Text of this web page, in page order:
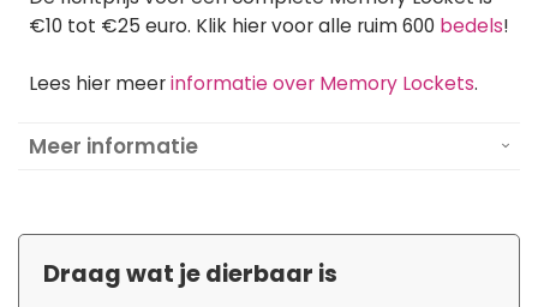
€10 tot €25 euro. Klik hier voor alle ruim 600 bedels!
Lees hier meerinformatie over Memory Lockets.
Meer informatie
Draag wat je dierbaar is